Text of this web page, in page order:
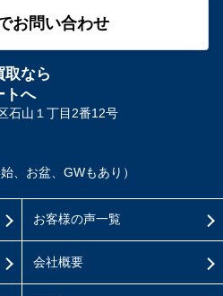
お問い合わせ
取なら
トへ
石山１丁目2番12号
、お盆、GWもあり）
お客様の声一覧
会社概要